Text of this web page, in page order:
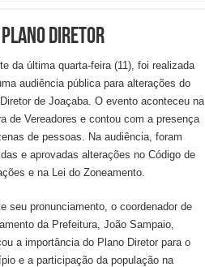
Diretor
da última quarta-feira (11), foi realizada
audiência pública para alterações do
de Joaçaba. O evento aconteceu na
de Vereadores e contou com a presença
de pessoas. Na audiência, foram
e aprovadas alterações no Código de
e na Lei do Zoneamento.
seu pronunciamento, o coordenador de
da Prefeitura, João Sampaio,
a importância do Plano Diretor para o
e a participação da população na